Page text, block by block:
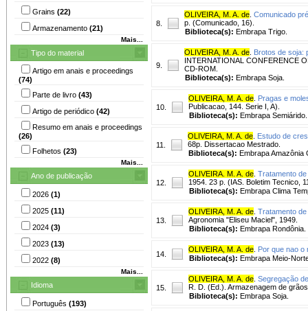
Grains (22)
Armazenamento (21)
Mais...
Tipo do material
Artigo em anais e proceedings
(74)
Parte de livro (43)
Artigo de periódico (42)
Resumo em anais e proceedings
(26)
Folhetos (23)
Mais...
Ano de publicação
2026 (1)
2025 (11)
2024 (3)
2023 (13)
2022 (8)
Mais...
Idioma
Português (193)
8.
OLIVEIRA, M. A. de Comunicado
p. (Comunicado, 16).
Biblioteca(s): Embrapa Trigo.
9.
OLIVEIRA, M. A. de Brotos de soja:
INTERNATIONAL CONFERENCE
CD-ROM.
Biblioteca(s): Embrapa Soja.
10.
OLIVEIRA, M. A. de Pragas e
Publicacao, 144. Serie I, A).
Biblioteca(s): Embrapa Semiárido.
11.
OLIVEIRA, M. A. de Estudo de
68p. Dissertacao Mestrado.
Biblioteca(s): Embrapa Amazônia
12.
OLIVEIRA. M. A. de Tratamento
1954. 23 p. (IAS. Boletim Tecnico,
Biblioteca(s): Embrapa Clima
13.
OLIVEIRA, M. A. de Tratamento
Agronomia "Eliseu Maciel", 1949.
Biblioteca(s): Embrapa Rondônia.
14.
OLIVEIRA, M. A. de Por que nao o
Biblioteca(s): Embrapa Meio-
15.
OLIVEIRA, M. A. de Segregação
R. D. (Ed.). Armazenagem de
Biblioteca(s): Embrapa Soja.